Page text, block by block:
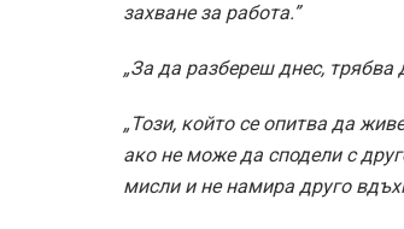
захване за работа.”
„За да разбереш днес,
„Този, който се опитва да
ако не може да сподели с
мисли и не намира друго